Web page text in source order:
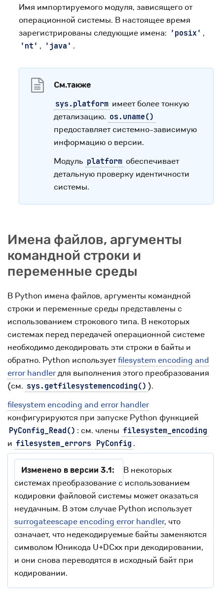
Имя импортируемого модуля, зависящего от
операционной системы. В настоящее время
зарегистрированы следующие имена: 'posix' ,
'nt' , 'java' .
См.также
sys.platform имеет более тонкую
детализацию. os.uname()
предоставляет системно-зависимую
информацию о версии.
Модуль platform обеспечивает
детальную проверку идентичности
системы.
Имена файлов, аргументы
командной строки и
переменные среды
В Python имена файлов, аргументы командной
строки и переменные среды представлены с
использованием строкового типа. В некоторых
системах перед передачей операционной системе
необходимо декодировать эти строки в байты и
обратно. Python используетfilesystem encoding and
error handlerдля выполнения этого преобразования
(см. sys.getfilesystemencoding() ).
filesystem encoding and error handler
конфигурируются при запуске Python функцией
PyConfig_Read() : см. члены filesystem_encoding
и filesystem_errors PyConfig .
Изменено в версии 3.1:
В некоторых
системах преобразование с использованием
кодировки файловой системы может оказаться
неудачным. В этом случае Python использует
surrogateescape encoding error handler, что
означает, что недекодируемые байты заменяются
символом Юникода U+DCxx при декодировании,
и они снова переводятся в исходный байт при
кодировании.